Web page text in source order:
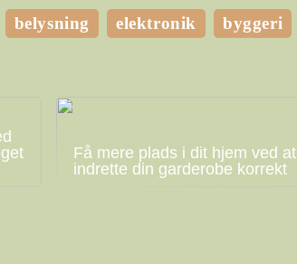
belysning elektronik byggeri
Få mere plads i dit hjem ved at
indrette din garderobe korrekt